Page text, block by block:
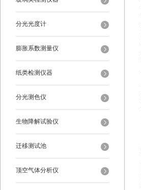
分光光度计
膨胀系数测量仪
纸类检测仪器
分光测色仪
生物降解试验仪
迁移测试池
顶空气体分析仪